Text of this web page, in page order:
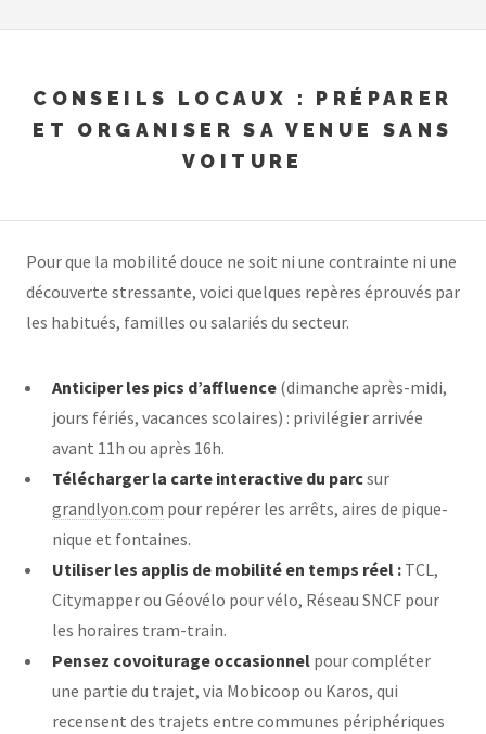
CONSEILS LOCAUX : PRÉPARER
ET ORGANISER SA VENUE SANS
VOITURE
Pour que la mobilité douce ne soit ni une contrainte ni une
découverte stressante, voici quelques repères éprouvés par
les habitués, familles ou salariés du secteur.
Anticiper les pics d’affluence (dimanche après-midi,
jours fériés, vacances scolaires) : privilégier arrivée
avant 11h ou après 16h.
Télécharger la carte interactive du parcsur
grandlyon.com pour repérer les arrêts, aires de pique-
nique et fontaines.
Utiliser les applis de mobilité en temps réel : TCL,
Citymapper ou Géovélo pour vélo, Réseau SNCF pour
les horaires tram-train.
Pensez covoiturage occasionnel pour compléter
une partie du trajet, via Mobicoop ou Karos, qui
recensent des trajets entre communes périphériques